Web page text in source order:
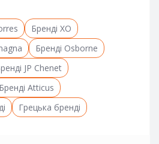
Бренді XO
Бренді Osborne
JP Chenet
Бренді Atticus
Грецька бренді